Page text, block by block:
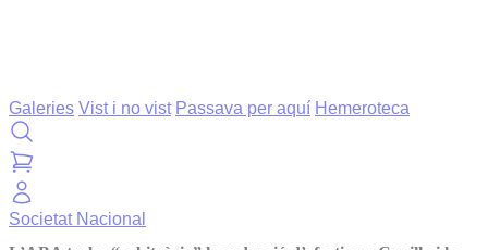
Galeries Vist i no vist Passava per aquí Hemeroteca
Societat Nacional